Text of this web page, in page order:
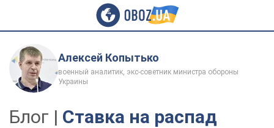
Алексей Копытько
военный аналитик, экс-советник министра обороны
Украины
Блог | Ставка на распад